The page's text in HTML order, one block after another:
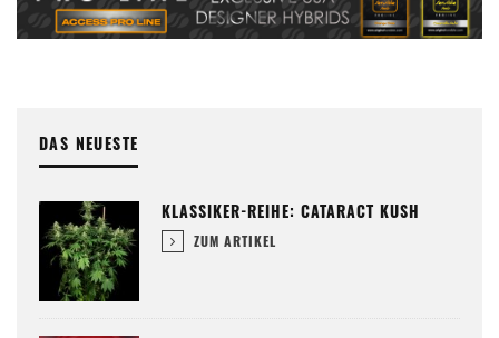
DAS NEUESTE
KLASSIKER-REIHE: CATARACT KUSH
ZUM ARTIKEL